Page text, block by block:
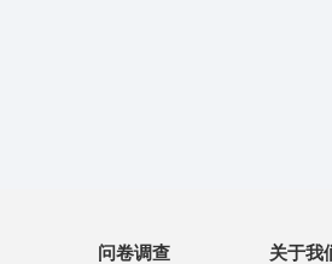
问卷调查 关于我